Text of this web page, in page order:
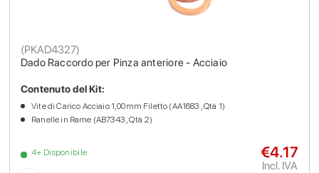
Dado Raccordo per Pinza anteriore - Acciaio
(PKAD4327)
4+ Disponibile
Contenuto del Kit:
Vite di Carico Acciaio 1,00mm Filetto (AA1683 , Qtà 1)
Ranelle in Rame (AB7343 , Qtà 2)
€4.17
Incl. IVA